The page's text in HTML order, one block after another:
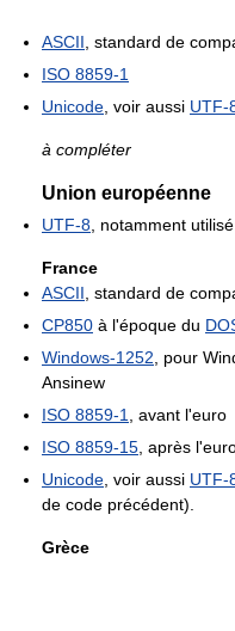
ASCII , standard de
ISO 8859-1
Unicode , voir aussi UTF-
à compléter
Union européenne
UTF-8 , notamment
France
ASCII , standard de
CP850 à l'époque du
Windows-1252 , pour
Ansinew
ISO 8859-1
, avant l'euro
ISO 8859-15 , après
Unicode , voir aussi UTF-
de code précédent).
Grèce